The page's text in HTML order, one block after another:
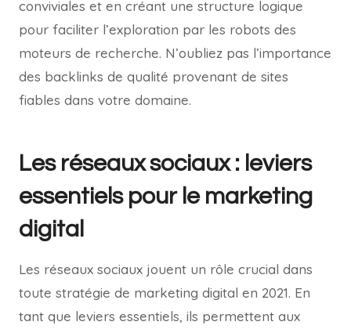
conviviales et en créant une structure logique
pour faciliter l’exploration par les robots des
moteurs de recherche. N’oubliez pas l’importance
des backlinks de qualité provenant de sites
fiables dans votre domaine.
Les réseaux sociaux : leviers
essentiels pour le marketing
digital
Les réseaux sociaux jouent un rôle crucial dans
toute stratégie de marketing digital en 2021. En
tant que leviers essentiels, ils permettent aux